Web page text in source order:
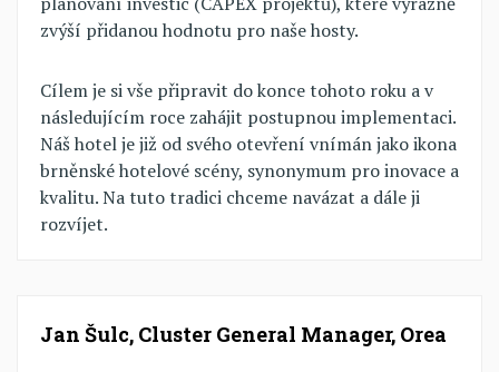
zvýší přidanou hodnotu pro naše hosty.
Cílem je si vše připravit do konce tohoto roku a v
následujícím roce zahájit postupnou implementaci.
Náš hotel je již od svého otevření vnímán jako ikona
brněnské hotelové scény, synonymum pro inovace a
kvalitu. Na tuto tradici chceme navázat a dále ji
rozvíjet.
Jan Šulc, Cluster General Manager, Orea